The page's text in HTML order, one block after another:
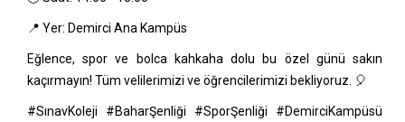
📍 Yer: Demirci Ana Kampüs
Eğlence, spor ve bolca kahkaha dolu bu özel günü sakın
kaçırmayın! Tüm velilerimizi ve öğrencilerimizi bekliyoruz. 🎈
#SınavKoleji #BaharŞenliği #SporŞenliği #DemirciKampüsü